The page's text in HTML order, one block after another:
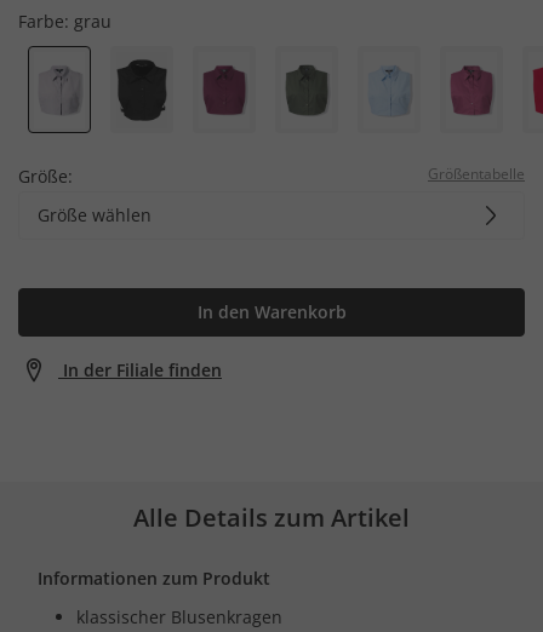
Farbe: grau
Größe: Größentabelle
Größe wählen
In den Warenkorb
In der Filiale finden
Alle Details zum Artikel
Informationen zum Produkt
klassischer Blusenkragen